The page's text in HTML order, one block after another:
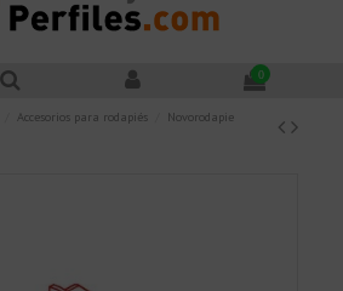
0
Accesorios para rodapiés
Novorodapie